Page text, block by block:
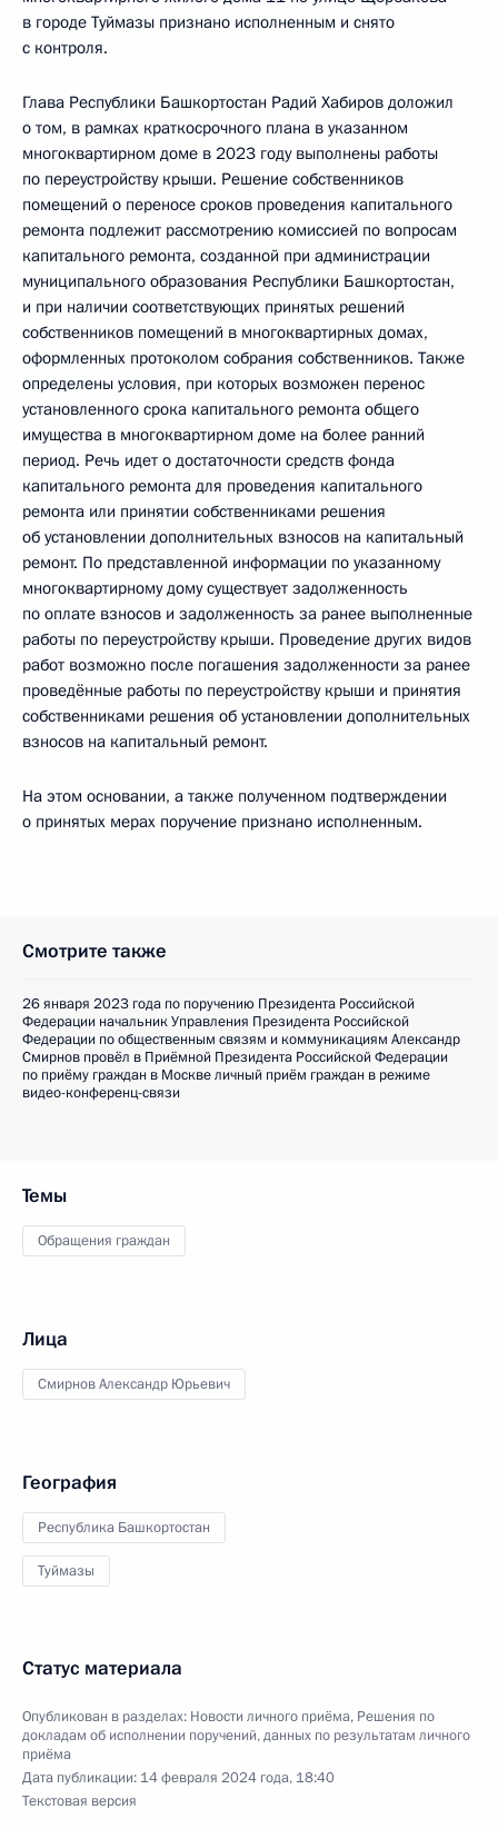
в городе Туймазы признано исполненным и снято
с контроля.
Глава Республики Башкортостан Радий Хабиров доложил
о том, в рамках краткосрочного плана в указанном
многоквартирном доме в 2023 году выполнены работы
по переустройству крыши. Решение собственников
помещений о переносе сроков проведения капитального
ремонта подлежит рассмотрению комиссией по вопросам
капитального ремонта, созданной при администрации
муниципального образования Республики Башкортостан,
и при наличии соответствующих принятых решений
собственников помещений в многоквартирных домах,
оформленных протоколом собрания собственников. Также
определены условия, при которых возможен перенос
установленного срока капитального ремонта общего
имущества в многоквартирном доме на более ранний
период. Речь идет о достаточности средств фонда
капитального ремонта для проведения капитального
ремонта или принятии собственниками решения
об установлении дополнительных взносов на капитальный
ремонт. По представленной информации по указанному
многоквартирному дому существует задолженность
по оплате взносов и задолженность за ранее выполненные
работы по переустройству крыши. Проведение других видов
работ возможно после погашения задолженности за ранее
проведённые работы по переустройству крыши и принятия
собственниками решения об установлении дополнительных
взносов на капитальный ремонт.
На этом основании, а также полученном подтверждении
о принятых мерах поручение признано исполненным.
Смотрите также
26 января 2023 года по поручению Президента Российской
Федерации начальник Управления Президента Российской
Федерации по общественным связям и коммуникациям Александр
Смирнов провёл в Приёмной Президента Российской Федерации
по приёму граждан в Москве личный приём граждан в режиме
видео-конференц-связи
Темы
Обращения граждан
Лица
Смирнов Александр Юрьевич
География
Республика Башкортостан
Туймазы
Статус материала
Опубликован в разделах: Новости личного приёма, Решения по
докладам об исполнении поручений, данных по результатам личного
приёма
Дата публикации: 14 февраля 2024 года, 18:40
Текстовая версия